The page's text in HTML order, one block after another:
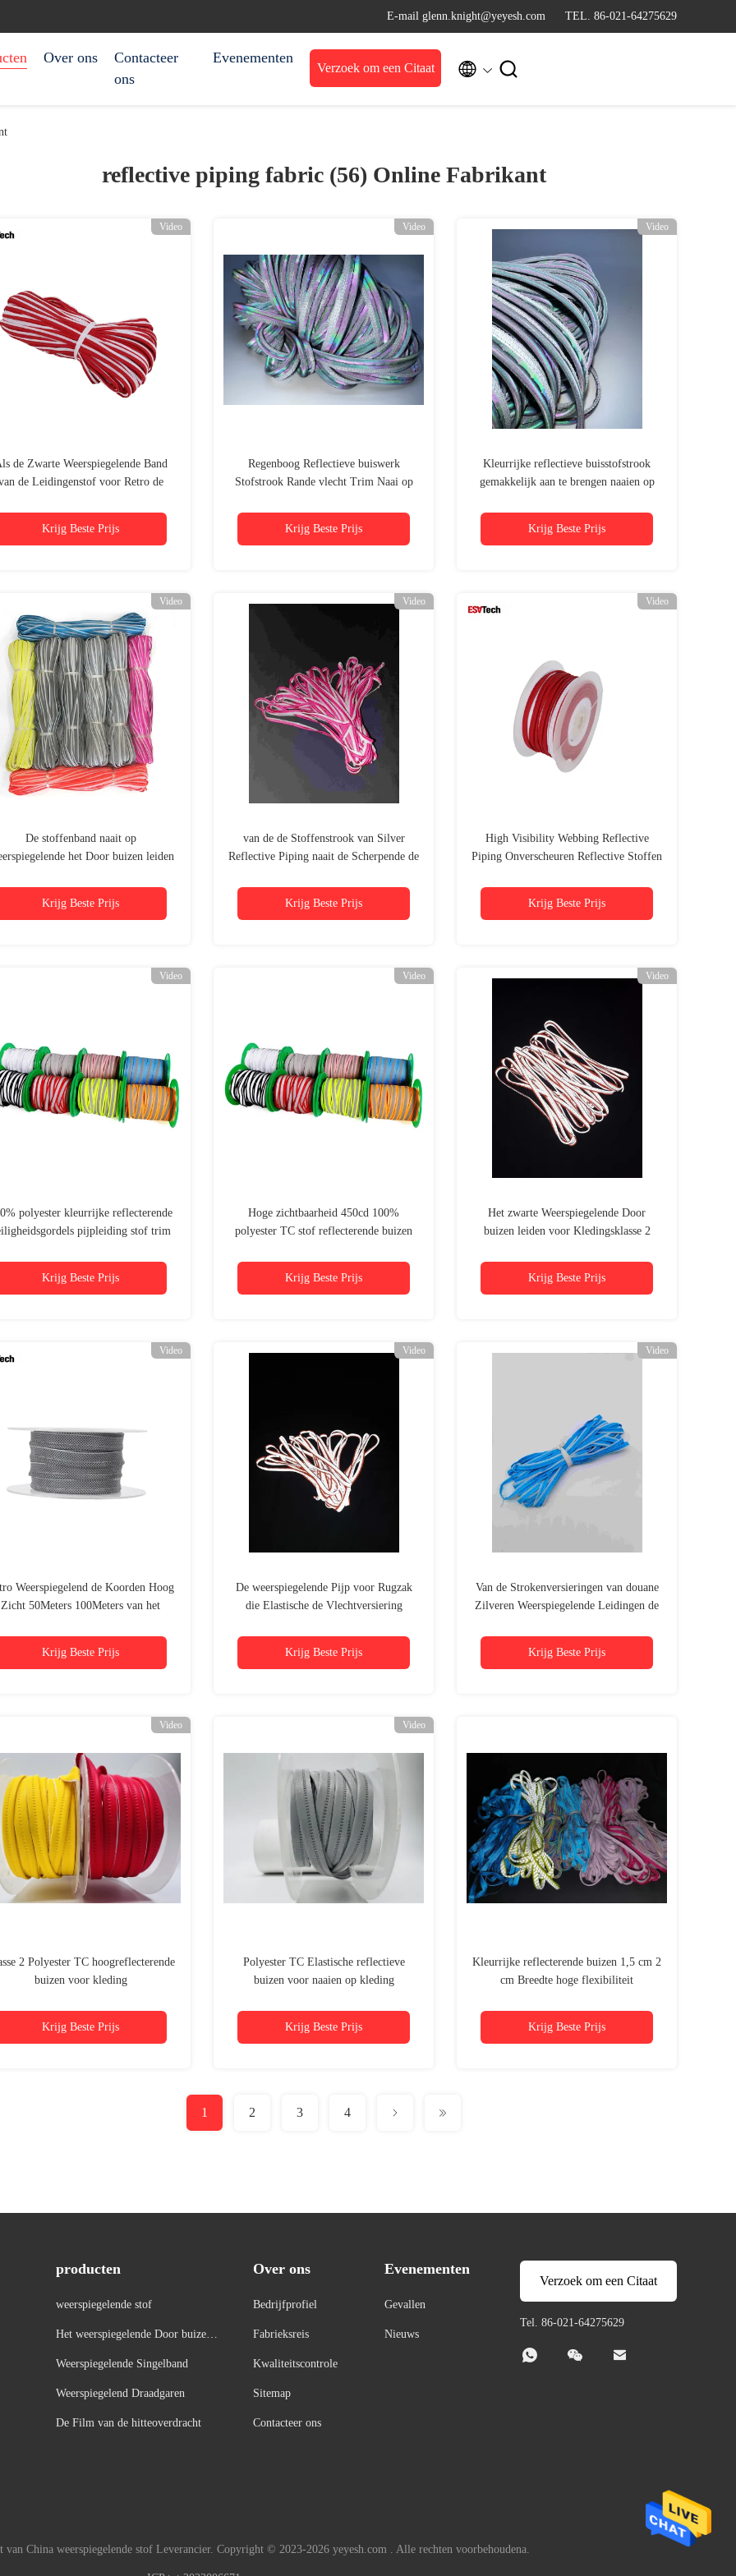
E-mail glenn.knight@yeyesh.com TEL. 86-021-64275629
Over ons
Contacteer
ons
Evenementen
Verzoek om een Citaat  
reflective piping fabric (56) Online Fabrikant
Video
de Zwarte Weerspiegelende Band
de Leidingenstof voor Retro de
Krijg Beste Prijs
Video
Regenboog Reflectieve buiswerk
Stofstrook Rande vlecht Trim Naai op
Krijg Beste Prijs
Video
Kleurrijke reflectieve buisstofstrook
gemakkelijk aan te brengen naaien op
Krijg Beste Prijs
Video
De stoffenband naait op
het Door buizen leiden
Krijg Beste Prijs
Video
van de de Stoffenstrook van Silver
Reflective Piping naait de Scherpende de
Krijg Beste Prijs
Video
High Visibility Webbing Reflective
Piping Onverscheuren Reflective Stoffen
Krijg Beste Prijs
Video
polyester kleurrijke reflecterende
pijpleiding stof trim
Krijg Beste Prijs
Video
Hoge zichtbaarheid 450cd 100%
polyester TC stof reflecterende buizen
Krijg Beste Prijs
Video
Het zwarte Weerspiegelende Door
buizen leiden voor Kledingsklasse 2
Krijg Beste Prijs
Video
Weerspiegelend de Koorden Hoog
Zicht 50Meters 100Meters van het
Krijg Beste Prijs
Video
De weerspiegelende Pijp voor Rugzak
die Elastische de Vlechtversiering
Krijg Beste Prijs
Video
Van de Strokenversieringen van douane
Zilveren Weerspiegelende Leidingen de
Krijg Beste Prijs
Video
2 Polyester TC hoogreflecterende
buizen voor kleding
Krijg Beste Prijs
Video
Polyester TC Elastische reflectieve
buizen voor naaien op kleding
Krijg Beste Prijs
Kleurrijke reflecterende buizen 1,5 cm 2
cm Breedte hoge flexibiliteit
Krijg Beste Prijs
1 2 3 4
producten
weerspiegelende stof
Het weerspiegelende Door buizen l
Weerspiegelende Singelband
Weerspiegelend Draadgaren
De Film van de hitteoverdracht
Over ons
Bedrijfprofiel
Fabrieksreis
Kwaliteitscontrole
Sitemap
Contacteer ons
Evenementen
Gevallen
Nieuws
Verzoek om een Citaat
Tel. 86-021-64275629
  
China weerspiegelende stof Leverancier. Copyright © 2023-2026 yeyesh.com . Alle rechten voorbehoudena.